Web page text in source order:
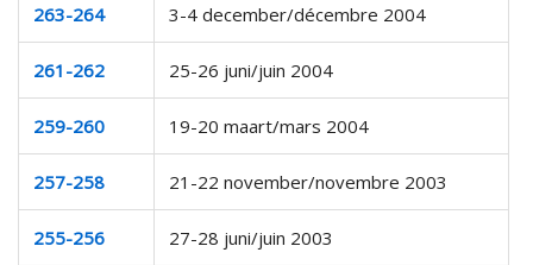
263-264 3-4 december/décembre 2004
261-262 25-26 juni/juin 2004
259-260 19-20 maart/mars 2004
257-258 21-22 november/novembre 2003
255-256 27-28 juni/juin 2003